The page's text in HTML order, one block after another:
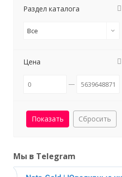
Платина 950 пробы
позолотой
Раздел каталога
Все
Цена
Сбросить
Мы в Telegram